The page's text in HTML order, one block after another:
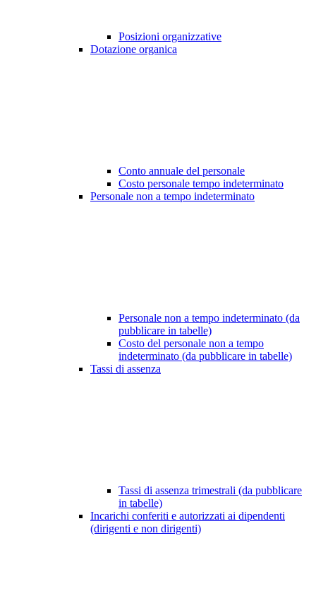
Posizioni organizzative
Dotazione organica
Conto annuale del personale
Costo personale tempo indeterminato
Personale non a tempo indeterminato
Personale non a tempo indeterminato (da
pubblicare in tabelle)
Costo del personale non a tempo
indeterminato (da pubblicare in tabelle)
Tassi di assenza
Tassi di assenza trimestrali (da pubblicare
in tabelle)
Incarichi conferiti e autorizzati ai dipendenti
(dirigenti e non dirigenti)